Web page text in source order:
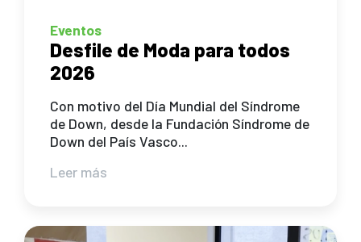
Eventos
Desfile de Moda para todos
2026
Con motivo del Día Mundial del Síndrome
de Down, desde la Fundación Síndrome de
Down del País Vasco...
Leer más